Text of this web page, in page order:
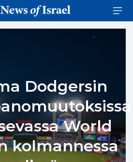
Dodgersin
World
kolmannessa